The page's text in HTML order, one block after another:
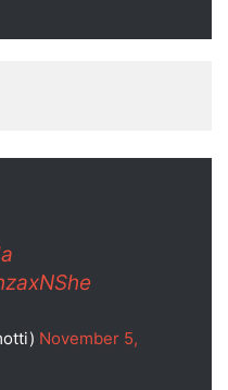
November 5,